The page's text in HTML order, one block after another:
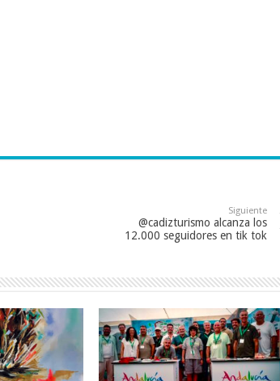
Siguiente
@cadizturismo alcanza los
12.000 seguidores en tik tok